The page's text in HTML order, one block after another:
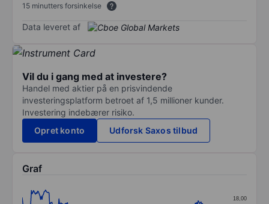
15 minutters forsinkelse
Data leveret af
Vil du i gang med at investere?
Handel med aktier på en prisvindende
investeringsplatform betroet af 1,5 millioner kunder.
Investering indebærer risiko.
Opret konto
Udforsk Saxos tilbud
Graf
18,00